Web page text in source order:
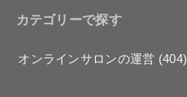
カテゴリーで探す
オンラインサロンの運営 (404)